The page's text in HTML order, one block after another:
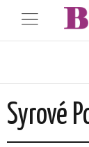
Syrové